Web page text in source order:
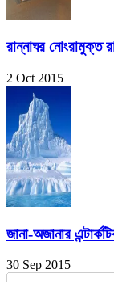
রান্নাঘর নোংরামুক্ত
2 Oct 2015
জানা-অজানার
30 Sep 2015